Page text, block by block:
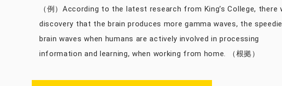
（例）According to the latest research from King’s College, there
discovery that the brain produces more gamma waves, the
brain waves when humans are actively involved in processing
information and learning, when working from home. （根拠）